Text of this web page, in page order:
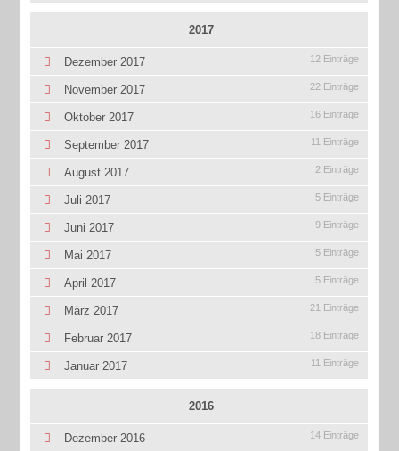
2017
Dezember 2017 12 Einträge
November 2017 22 Einträge
Oktober 2017 16 Einträge
September 2017 11 Einträge
August 2017 2 Einträge
Juli 2017 5 Einträge
Juni 2017 9 Einträge
Mai 2017 5 Einträge
April 2017 5 Einträge
März 2017 21 Einträge
Februar 2017 18 Einträge
Januar 2017 11 Einträge
2016
Dezember 2016 14 Einträge